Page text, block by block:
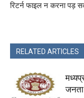
रिटर्न फाइल न करना पड़
RELATED ARTICLES